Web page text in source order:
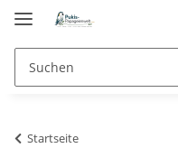
Startseite